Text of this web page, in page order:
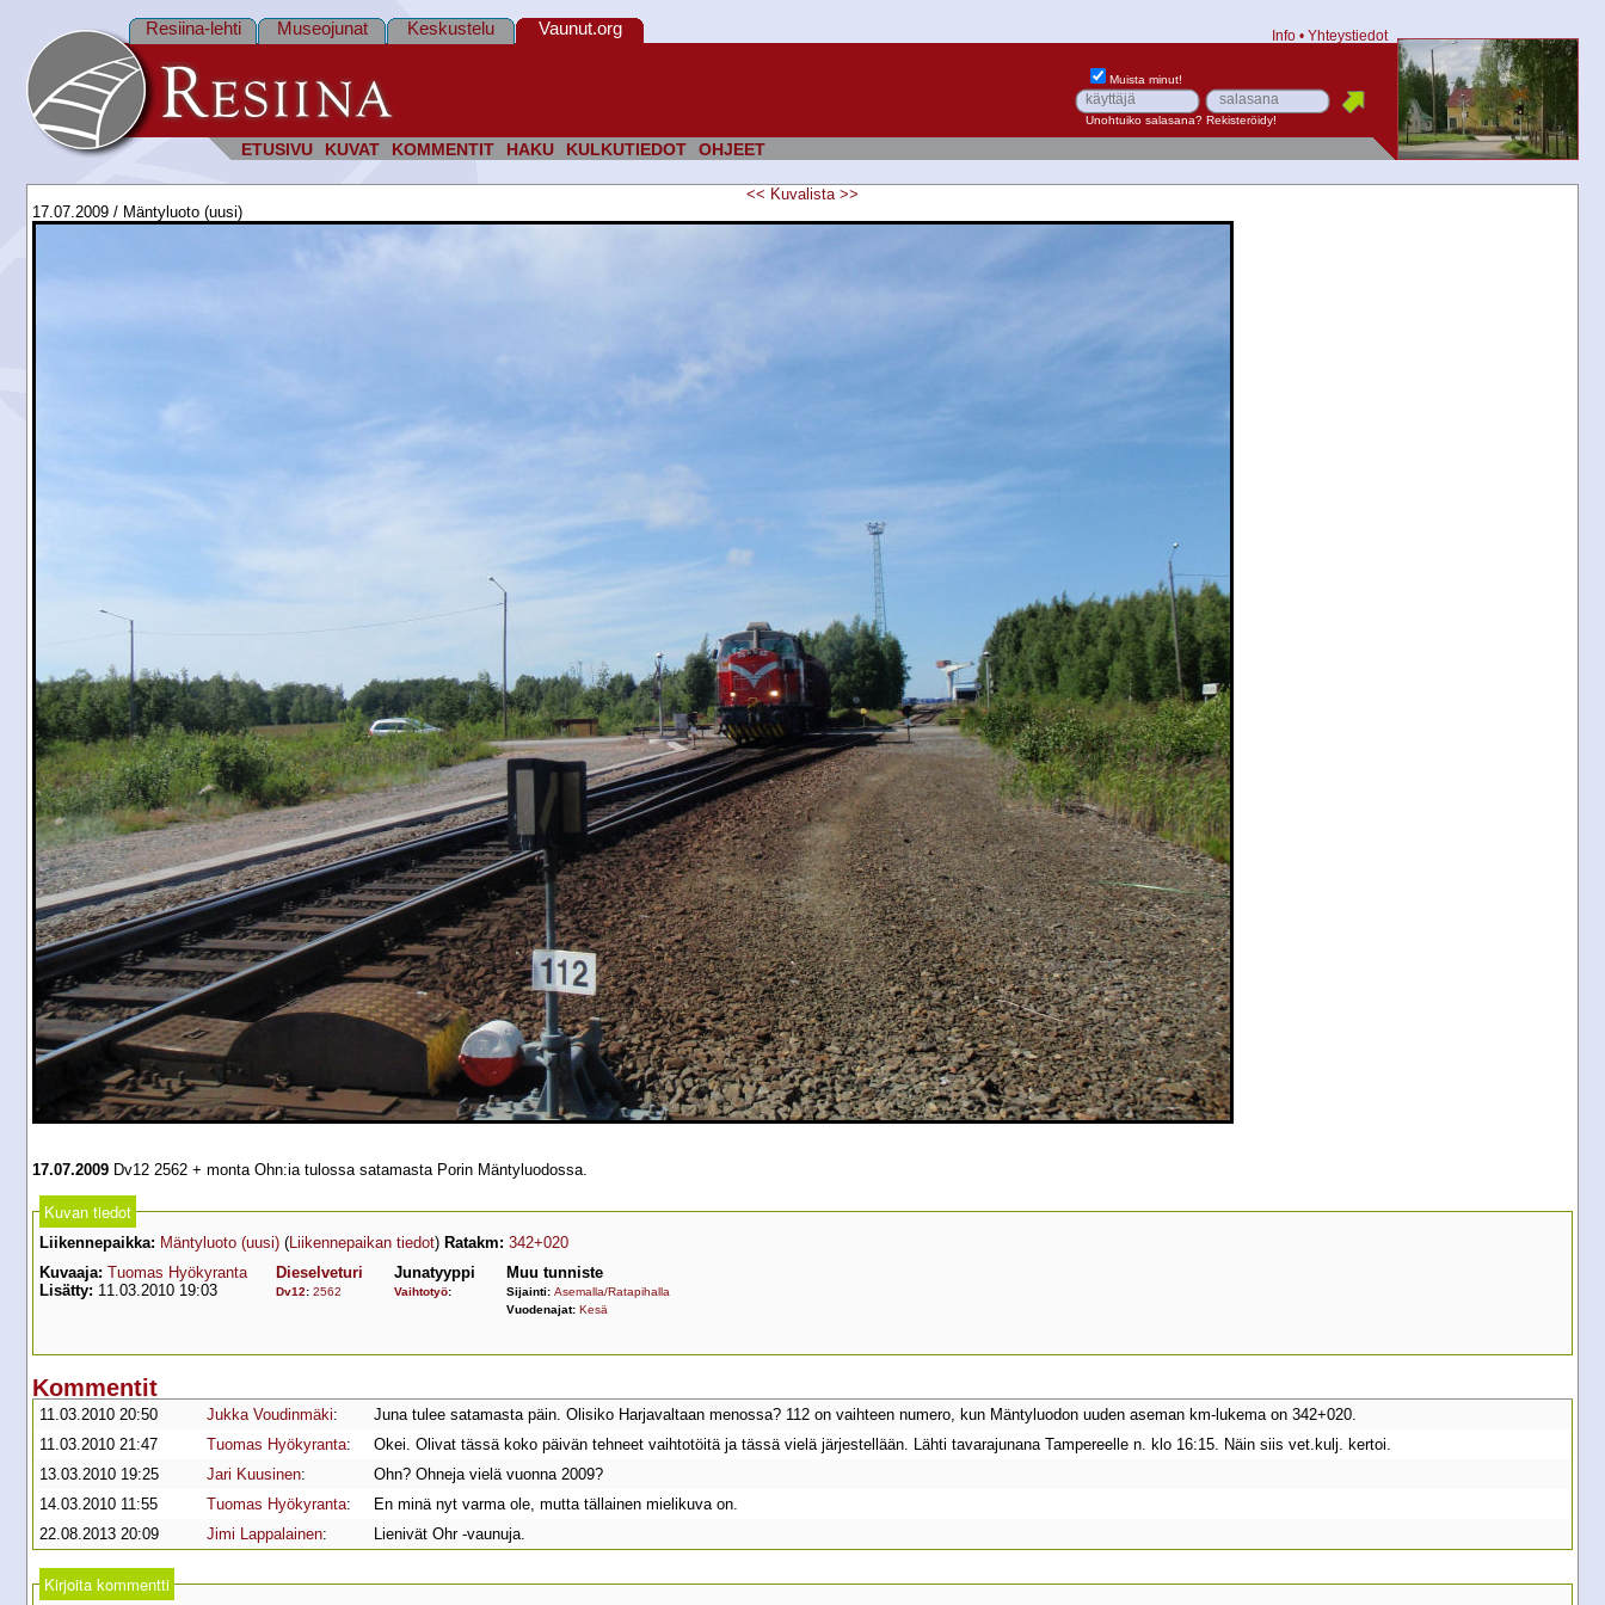
ETUSIVU KUVAT KOMMENTIT HAKU KULKUTIEDOT OHJEET
Resiina-lehti Museojunat Keskustelu Vaunut.org Info • Yhteystiedot
Muista minut!
Unohtuiko salasana? Rekisteröidy!
<< Kuvalista >>
17.07.2009 / Mäntyluoto (uusi)
17.07.2009 Dv12 2562 + monta Ohn:ia tulossa satamasta Porin Mäntyluodossa.
Kuvan tiedot
Liikennepaikka: Mäntyluoto (uusi) (Liikennepaikan tiedot) Ratakm: 342+020
Kuvaaja: Tuomas Hyökyranta
Lisätty: 11.03.2010 19:03
Dieselveturi
Dv12: 2562
Junatyyppi
Vaihtotyö:
Muu tunniste
Sijainti: Asemalla/Ratapihalla
Vuodenajat: Kesä
Kommentit
11.03.2010 20:50 Jukka Voudinmäki:
Juna tulee satamasta päin. Olisiko Harjavaltaan menossa? 112 on vaihteen numero, kun Mäntyluodon uuden aseman km-lukema on 342+020.
11.03.2010 21:47
Tuomas Hyökyranta:
Okei. Olivat tässä koko päivän tehneet vaihtotöitä ja tässä vielä järjestellään. Lähti tavarajunana Tampereelle n. klo 16:15. Näin siis vet.kulj. kertoi.
13.03.2010 19:25
Jari Kuusinen:
Ohn? Ohneja vielä vuonna 2009?
14.03.2010 11:55
Tuomas Hyökyranta:
En minä nyt varma ole, mutta tällainen mielikuva on.
22.08.2013 20:09
Jimi Lappalainen: Lienivät Ohr -vaunuja.
Kirjoita kommentti